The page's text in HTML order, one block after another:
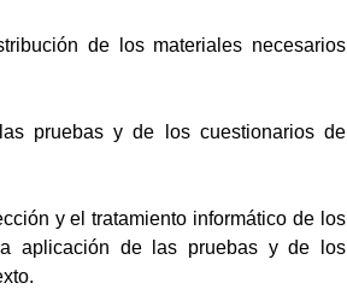
de los materiales necesarios
pruebas y de los cuestionarios de
y el tratamiento informático de los
aplicación de las pruebas y de los